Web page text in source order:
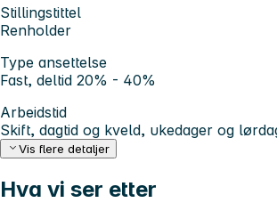
Stillingstittel
Renholder
Type ansettelse
Fast, deltid 20% - 40%
Arbeidstid
Skift, dagtid og kveld, ukedager og
Vis flere detaljer
Hva vi ser etter